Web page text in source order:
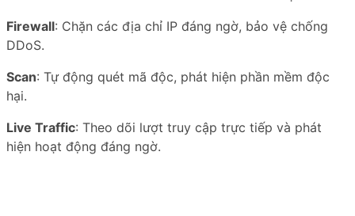
Firewall: Chặn các địa chỉ IP đáng ngờ, bảo vệ chống
DDoS.
Scan: Tự động quét mã độc, phát hiện phần mềm độc
hại.
Live Traffic: Theo dõi lượt truy cập trực tiếp và phát
hiện hoạt động đáng ngờ.